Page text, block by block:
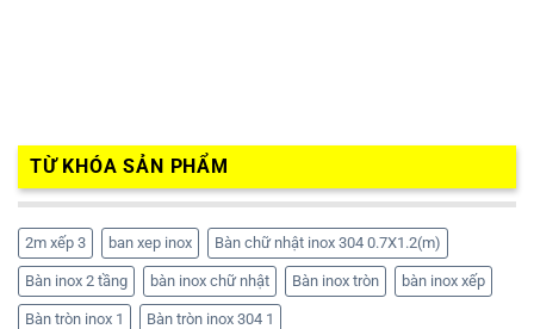
TỪ KHÓA SẢN PHẨM
2m xếp 3 ban xep inox Bàn chữ nhật inox 304 0.7X1.2(m)
Bàn inox 2 tầng bàn inox chữ nhật Bàn inox tròn bàn inox xếp
Bàn tròn inox 1 Bàn tròn inox 304 1